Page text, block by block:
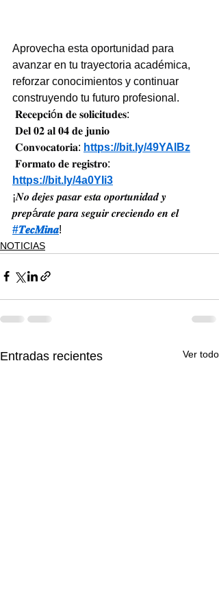
Aprovecha esta oportunidad para
avanzar en tu trayectoria académica,
reforzar conocimientos y continuar
construyendo tu futuro profesional.
𝐑𝐞𝐜𝐞𝐩𝐜𝐢ó𝐧 𝐝𝐞 𝐬𝐨𝐥𝐢𝐜𝐢𝐭𝐮𝐝𝐞𝐬:
𝐃𝐞𝐥 𝟎𝟐 𝐚𝐥 𝟎𝟒 𝐝𝐞 𝐣𝐮𝐧𝐢𝐨
𝐂𝐨𝐧𝐯𝐨𝐜𝐚𝐭𝐨𝐫𝐢𝐚: https://bit.ly/49YAlBz
𝐅𝐨𝐫𝐦𝐚𝐭𝐨 𝐝𝐞 𝐫𝐞𝐠𝐢𝐬𝐭𝐫𝐨:
https://bit.ly/4a0YIi3
¡𝑵𝒐 𝒅𝒆𝒋𝒆𝒔 𝒑𝒂𝒔𝒂𝒓 𝒆𝒔𝒕𝒂 𝒐𝒑𝒐𝒓𝒕𝒖𝒏𝒊𝒅𝒂𝒅 𝒚
𝒑𝒓𝒆𝒑á𝒓𝒂𝒕𝒆 𝒑𝒂𝒓𝒂 𝒔𝒆𝒈𝒖𝒊𝒓 𝒄𝒓𝒆𝒄𝒊𝒆𝒏𝒅𝒐 𝒆𝒏 𝒆𝒍
#𝑻𝒆𝒄𝑴𝒊𝒏𝒂!
NOTICIAS
Entradas recientes Ver todo